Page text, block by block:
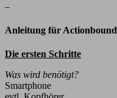
–
Anleitung für Actionbound
Die ersten Schritte
Was wird benötigt?
Smartphone